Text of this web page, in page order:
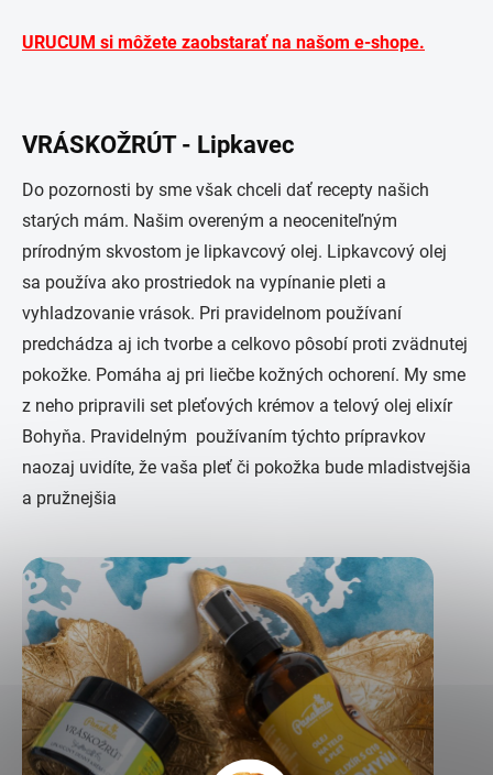
URUCUM si môžete zaobstarať na našom e-shope.
VRÁSKOŽRÚT - Lipkavec
Do pozornosti by sme však chceli dať recepty našich
starých mám. Našim overeným a neoceniteľným
prírodným skvostom je lipkavcový olej. Lipkavcový olej
sa používa ako prostriedok na vypínanie pleti a
vyhladzovanie vrások. Pri pravidelnom používaní
predchádza aj ich tvorbe a celkovo pôsobí proti zvädnutej
pokožke. Pomáha aj pri liečbe kožných ochorení. My sme
z neho pripravili set pleťových krémov a telový olej elixír
Bohyňa. Pravidelným používaním týchto prípravkov
naozaj uvidíte, že vaša pleť či pokožka bude mladistvejšia
a pružnejšia